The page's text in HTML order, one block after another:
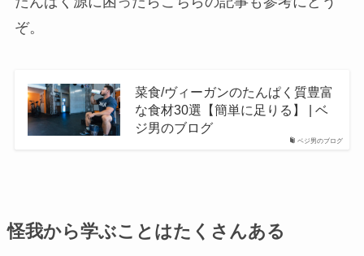
ぞ。
ベジ男のブログ
菜食/ヴィーガンのたんぱく質豊富
な食材30選【簡単に足りる】 | ベ
ジ男のブログ
怪我から学ぶことはたくさんある